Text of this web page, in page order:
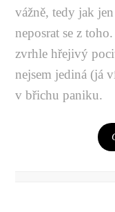
vážně, tedy jak
neposrat se z
zvrhle hřejivý
nejsem jediná (já
v břichu paniku.